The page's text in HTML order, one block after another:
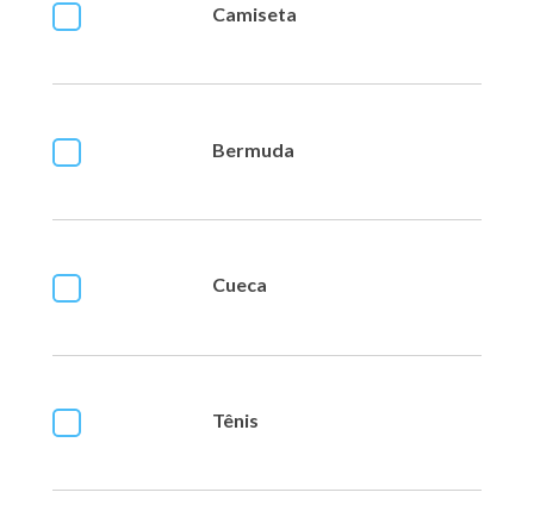
Camiseta
Bermuda
Cueca
Tênis